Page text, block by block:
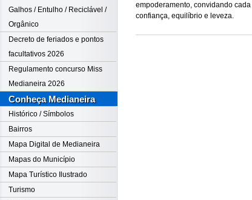
Galhos / Entulho / Reciclável /
Orgânico
Decreto de feriados e pontos
facultativos 2026
Regulamento concurso Miss
Medianeira 2026
Conheça Medianeira
Histórico / Símbolos
Bairros
Mapa Digital de Medianeira
Mapas do Município
Mapa Turístico Ilustrado
Turismo
empoderamento, convidando
confiança, equilíbrio e leveza.